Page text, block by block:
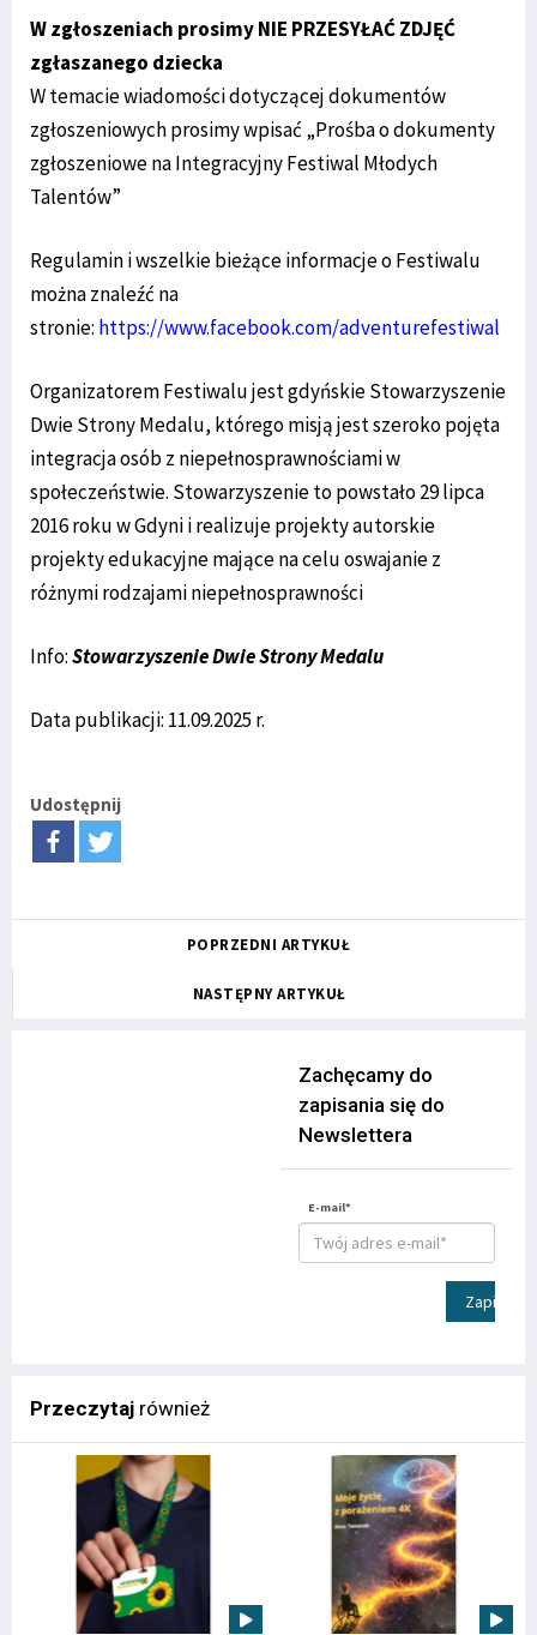
W zgłoszeniach prosimy NIE PRZESYŁAĆ ZDJĘĆ
zgłaszanego dziecka
W temacie wiadomości dotyczącej dokumentów
zgłoszeniowych prosimy wpisać „Prośba o dokumenty
zgłoszeniowe na Integracyjny Festiwal Młodych
Talentów”
Regulamin i wszelkie bieżące informacje o Festiwalu
można znaleźć na
stronie: https://www.facebook.com/adventurefestiwal
Organizatorem Festiwalu jest gdyńskie Stowarzyszenie
Dwie Strony Medalu, którego misją jest szeroko pojęta
integracja osób z niepełnosprawnościami w
społeczeństwie. Stowarzyszenie to powstało 29 lipca
2016 roku w Gdyni i realizuje projekty autorskie
projekty edukacyjne mające na celu oswajanie z
różnymi rodzajami niepełnosprawności
Info:Stowarzyszenie Dwie Strony Medalu
Data publikacji: 11.09.2025 r.
Udostępnij
POPRZEDNI ARTYKUŁ
NASTĘPNY ARTYKUŁ
Zachęcamy do
zapisania się do
Newslettera
E-mail*
Zapisz
Przeczytaj również